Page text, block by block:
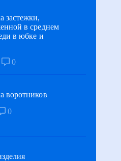
застежки,
в среднем
в юбке и
0
воротников
0